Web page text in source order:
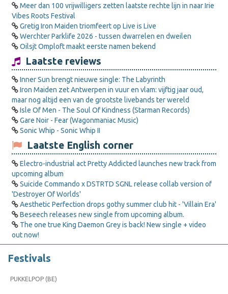
Meer dan 100 vrijwilligers zetten laatste rechte lijn in naar Irie
Vibes Roots Festival
Gretig Iron Maiden triomfeert op Live is Live
Werchter Parklife 2026 - tussen dwarrelen en dweilen
Oilsjt Omploft maakt eerste namen bekend
Laatste reviews
Inner Sun brengt nieuwe single: The Labyrinth
Iron Maiden zet Antwerpen in vuur en vlam: vijftig jaar oud,
maar nog altijd een van de grootste livebands ter wereld
Isle Of Men - The Soul Of Kindness (Starman Records)
Gare Noir - Fear (Wagonmaniac Music)
Sonic Whip - Sonic Whip II
Laatste English corner
Electro-industrial act Pretty Addicted launches new track from
upcoming album
Suicide Commando x DSTRTD SGNL release collab version of
'Destroyer Of Worlds'
Aesthetic Perfection drops gothy summer club hit - 'Villain Era'
Beseech releases new single from upcoming album.
The one true King Daemon Grey is back! New single + video
out now!
Festivals
PUKKELPOP (BE)